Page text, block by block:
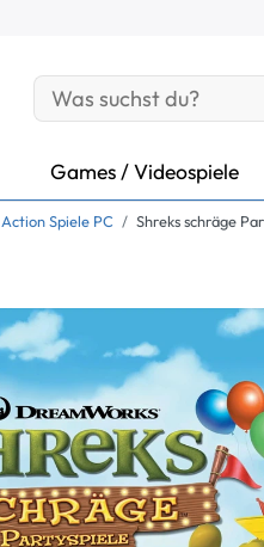
Games / Videospiele
Action Spiele PC Shreks schräge